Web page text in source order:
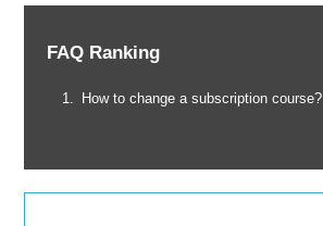
FAQ Ranking
How to change a subscription course?